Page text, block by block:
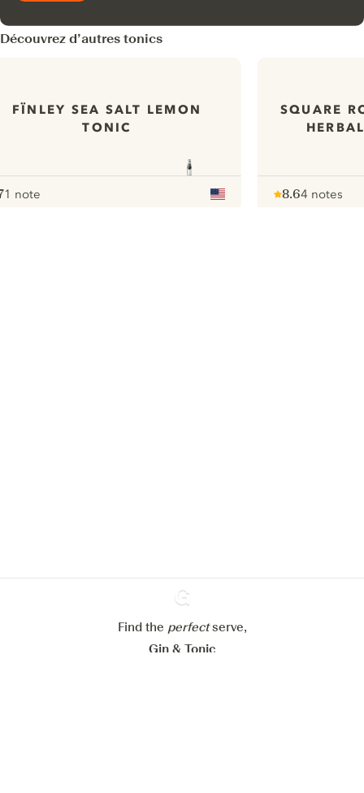
Découvrez d’autres tonics
FÏNLEY SEA SALT LEMON
TONIC
1 note
SQUARE
8.64 notes
Ginventory
Find the perfectserve,
Gin & Tonic